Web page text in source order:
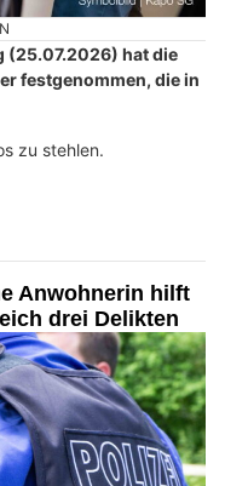
(25.07.2026) hat die
festgenommen, die in
zu stehlen.
Anwohnerin hilft
drei Delikten